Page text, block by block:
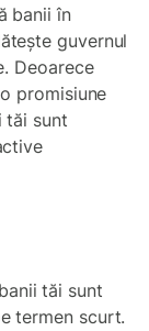
banii în
guvernul
Deoarece
promisiune
tăi sunt
tăi sunt
termen scurt.